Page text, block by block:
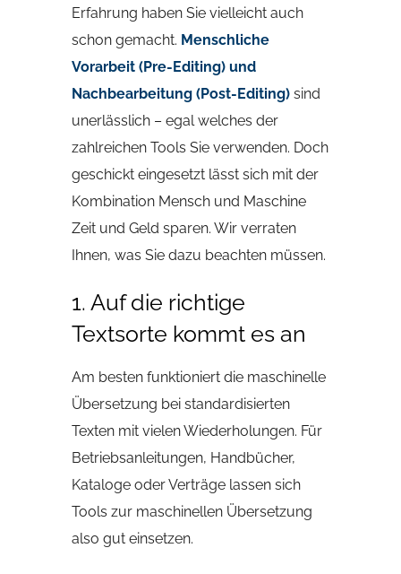
Erfahrung haben Sie vielleicht auch
schon gemacht. Menschliche
Vorarbeit (Pre-Editing) und
Nachbearbeitung (Post-Editing)sind
unerlässlich – egal welches der
zahlreichen Tools Sie verwenden. Doch
geschickt eingesetzt lässt sich mit der
Kombination Mensch und Maschine
Zeit und Geld sparen. Wir verraten
Ihnen, was Sie dazu beachten müssen.
1. Auf die richtige
Textsorte kommt es an
Am besten funktioniert die maschinelle
Übersetzung bei standardisierten
Texten mit vielen Wiederholungen. Für
Betriebsanleitungen, Handbücher,
Kataloge oder Verträge lassen sich
Tools zur maschinellen Übersetzung
also gut einsetzen.